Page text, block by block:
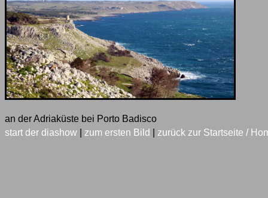
an der Adriaküste bei Porto Badisco
start der diashow
zum ersten Bild zurück zur Startseite /